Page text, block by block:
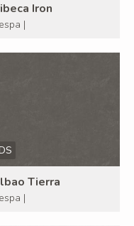
Iron
|
Tierra
|